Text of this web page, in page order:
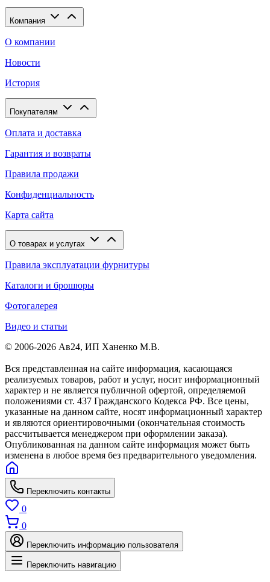
Компания
О компании
Новости
История
Покупателям
Оплата и доставка
Гарантия и возвраты
Правила продажи
Конфиденциальность
Карта сайта
О товарах и услугах
Правила эксплуатации фурнитуры
Каталоги и брошюры
Фотогалерея
Видео и статьи
© 2006-2026 Ав24, ИП Ханенко М.В.
Вся представленная на сайте информация, касающаяся
реализуемых товаров, работ и услуг, носит информационный
характер и не является публичной офертой, определяемой
положениями ст. 437 Гражданского Кодекса РФ. Все цены,
указанные на данном сайте, носят информационный характер
и являются ориентировочными (окончательная стоимость
рассчитывается менеджером при оформлении заказа).
Опубликованная на данном сайте информация может быть
изменена в любое время без предварительного уведомления.
Переключить контакты
0
0
Переключить информацию пользователя
Переключить навигацию